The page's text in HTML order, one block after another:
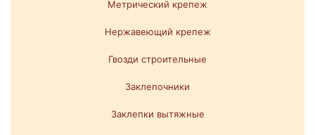
Метрический крепеж
Нержавеющий крепеж
Гвозди строительные
Заклепочники
Заклепки вытяжные